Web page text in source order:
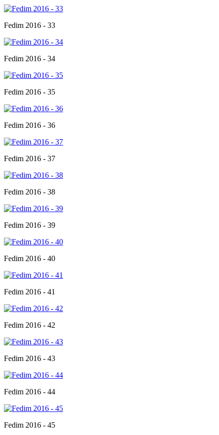
Fedim 2016 - 33
Fedim 2016 - 34
Fedim 2016 - 35
Fedim 2016 - 36
Fedim 2016 - 37
Fedim 2016 - 38
Fedim 2016 - 39
Fedim 2016 - 40
Fedim 2016 - 41
Fedim 2016 - 42
Fedim 2016 - 43
Fedim 2016 - 44
Fedim 2016 - 45